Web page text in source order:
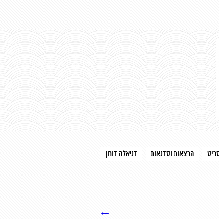
הרצאות וסדנאות
דניאלה דורון
←